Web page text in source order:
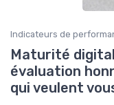
Indicateurs de
Maturité
évaluation
qui veulent